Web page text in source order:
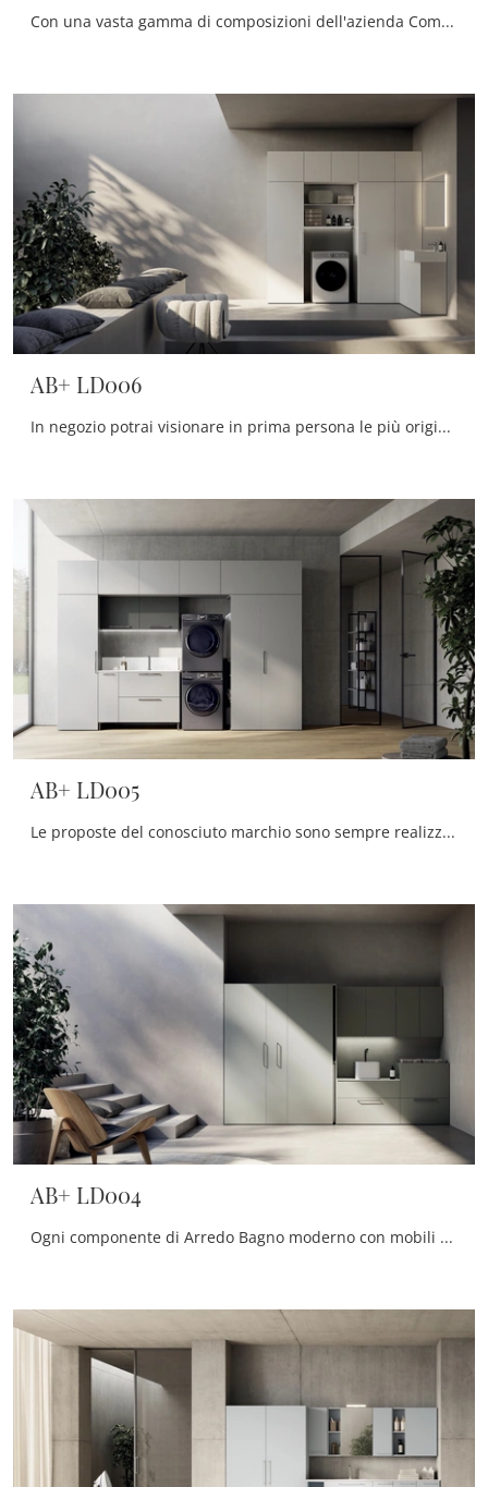
Con una vasta gamma di composizioni dell'azienda Compab potrai progettare il bagno nei minimi particolari, risolvendo le tue problematiche abitative.
AB+ LD006
In negozio potrai visionare in prima persona le più originali composizioni del noto e rinomato marchio: ti aspettiamo per arredare insieme la stanza ...
AB+ LD005
Le proposte del conosciuto marchio sono sempre realizzate in materiali eccellenti, in grado di resistere nel tempo all'azione di umidità e agenti ...
AB+ LD004
Ogni componente di Arredo Bagno moderno con mobili bagno per lavanderia della firma serve a rendere il locale di destinazione uno spazio tutto da ...